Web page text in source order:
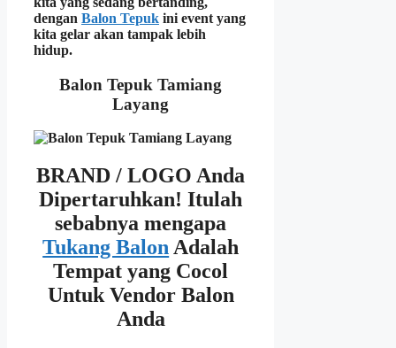
dengan Balon Tepuk ini event yang
kita gelar akan tampak lebih
hidup.
Balon Tepuk Tamiang
Layang
BRAND / LOGO Anda
Dipertaruhkan! Itulah
sebabnya mengapa
Tukang BalonAdalah
Tempat yang Cocol
Untuk Vendor Balon
Anda